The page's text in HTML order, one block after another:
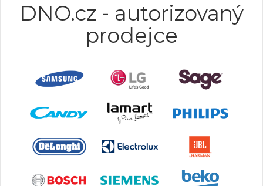
DNO.cz - autorizovaný
prodejce